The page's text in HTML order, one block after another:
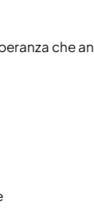
che